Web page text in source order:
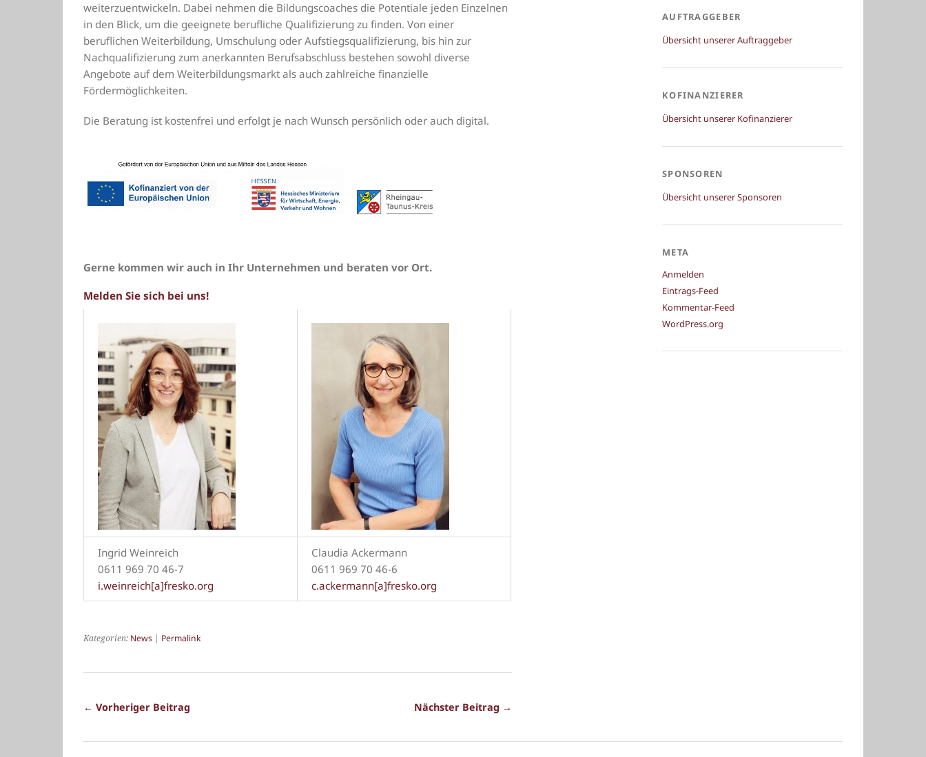
weiterzuentwickeln. Dabei nehmen die Bildungscoaches die Potentiale jeden Einzelnen
in den Blick, um die geeignete berufliche Qualifizierung zu finden. Von einer
beruflichen Weiterbildung, Umschulung oder Aufstiegsqualifizierung, bis hin zur
Nachqualifizierung zum anerkannten Berufsabschluss bestehen sowohl diverse
Angebote auf dem Weiterbildungsmarkt als auch zahlreiche finanzielle
Fördermöglichkeiten.
Die Beratung ist kostenfrei und erfolgt je nach Wunsch persönlich oder auch digital.
Gerne kommen wir auch in Ihr Unternehmen und beraten vor Ort.
Melden Sie sich bei uns!
Ingrid Weinreich
0611 969 70 46-7
i.weinreich[a]fresko.org
Claudia Ackermann
0611 969 70 46-6
c.ackermann[a]fresko.org
Kategorien: News | Permalink
← Vorheriger Beitrag Nächster Beitrag →
AUFTRAGGEBER
Übersicht unserer Auftraggeber
KOFINANZIERER
Übersicht unserer Kofinanzierer
SPONSOREN
Übersicht unserer Sponsoren
META
Anmelden
Eintrags-Feed
Kommentar-Feed
WordPress.org